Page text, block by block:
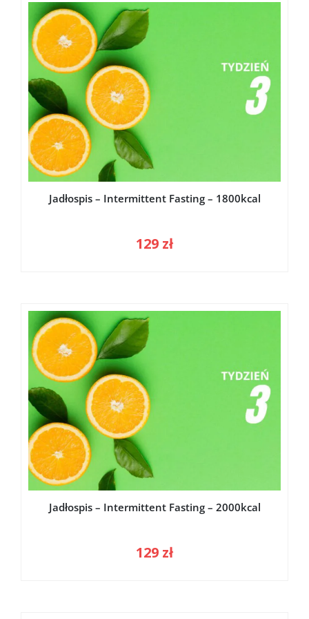
Jadłospis – Intermittent Fasting – 1800kcal
129 zł
Jadłospis – Intermittent Fasting – 2000kcal
129 zł